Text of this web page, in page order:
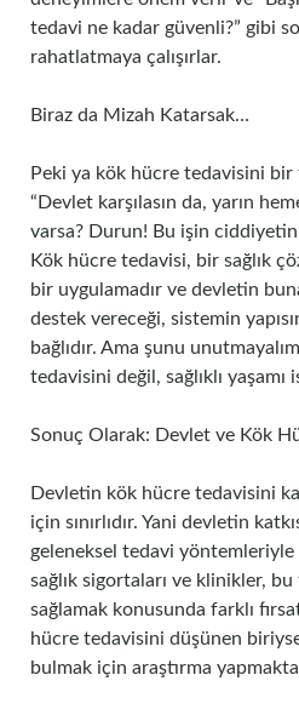
tedavi ne kadar güvenli?” gibi
rahatlatmaya çalışırlar.
Biraz da Mizah Katarsak…
Peki ya kök hücre tedavisini bir
“Devlet karşılasın da, yarın
varsa? Durun! Bu işin
Kök hücre tedavisi, bir sağlık
bir uygulamadır ve devletin
destek vereceği, sistemin
bağlıdır. Ama şunu
tedavisini değil, sağlıklı yaşamı
Sonuç Olarak: Devlet ve Kök
Devletin kök hücre tedavisini
için sınırlıdır. Yani devletin
geleneksel tedavi yöntemleriyle
sağlık sigortaları ve klinikler,
sağlamak konusunda farklı
hücre tedavisini düşünen
bulmak için araştırma